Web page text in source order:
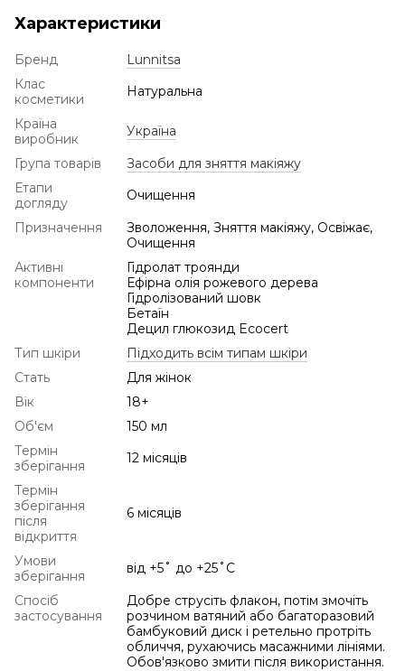
Характеристики
Бренд
Lunnitsa
Клас
косметики
Натуральна
Країна
виробник
Україна
Група товарів
Засоби для зняття макіяжу
Етапи
догляду
Очищення
Призначення
Зволоження, Зняття макіяжу, Освіжає,
Очищення
Активні
компоненти
Гідролат троянди
Ефірна олія рожевого дерева
Гідролізований шовк
Бетаїн
Децил глюкозид Ecocert
Тип шкіри
Підходить всім типам шкіри
Стать
Для жінок
Вік
18+
Об'єм
150 мл
Термін
зберігання
12 місяців
Термін
зберігання
після
відкриття
6 місяців
Умови
зберігання
від +5˚ до +25˚С
Спосіб
застосування
Добре струсіть флакон, потім змочіть
розчином ватяний або багаторазовий
бамбуковий диск і ретельно протріть
обличчя, рухаючись масажними лініями.
Обов'язково змити після використання.